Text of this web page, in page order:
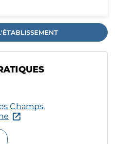
Champs,